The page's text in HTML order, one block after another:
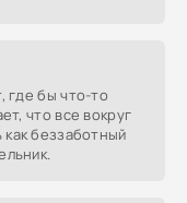
где бы что-то
что все вокруг
беззаботный